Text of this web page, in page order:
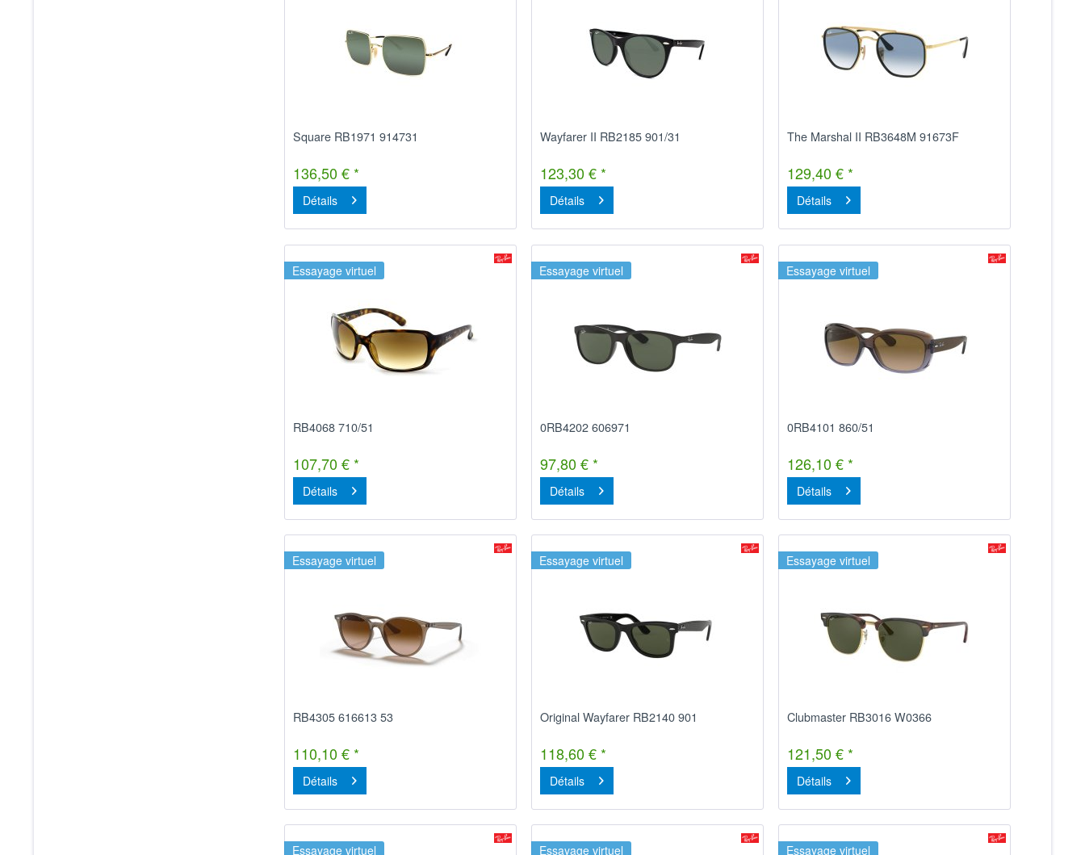
Square RB1971 914731
136,50 € *
Détails
Wayfarer II RB2185 901/31
123,30 € *
Détails
The Marshal II RB3648M 91673F
129,40 € *
Détails
Essayage virtuel
RB4068 710/51
107,70 € *
Détails
Essayage virtuel
0RB4202 606971
97,80 € *
Détails
Essayage virtuel
0RB4101 860/51
126,10 € *
Détails
Essayage virtuel
RB4305 616613 53
110,10 € *
Détails
Essayage virtuel
Original Wayfarer RB2140 901
118,60 € *
Détails
Essayage virtuel
Clubmaster RB3016 W0366
121,50 € *
Détails
Essayage virtuel Essayage virtuel Essayage virtuel